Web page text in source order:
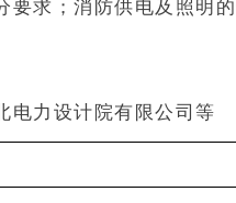
求；消防供电及照明的
电力设计院有限公司等